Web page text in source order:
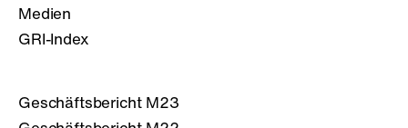
Medien
GRI-Index
Geschäftsbericht M23